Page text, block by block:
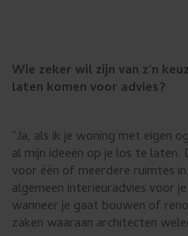
Wie zeker wil zijn van z’n
laten komen voor advies?
“Ja, als ik je woning met eigen
al mijn ideeën op je los te
voor één of meerdere ruimtes
algemeen interieuradvies voor
wanneer je gaat bouwen of
zaken waaraan architecten